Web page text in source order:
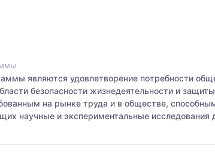
являются удовлетворение потребности
безопасности жизнедеятельности и
на рынке труда и в обществе,
научные и экспериментальные